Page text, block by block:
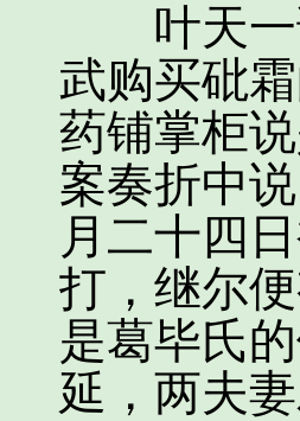
叶天一
武购买砒
药铺掌柜
案奏折中
月二十四
打，继尔
是葛毕氏
延，两夫